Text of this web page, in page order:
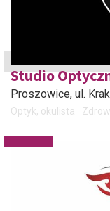
Studio
Proszowice, ul.
Optyk, okulista